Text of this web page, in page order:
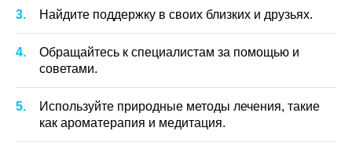
Найдите поддержку в своих близких и друзьях.
Обращайтесь к специалистам за помощью и
советами.
Используйте природные методы лечения, такие
как ароматерапия и медитация.